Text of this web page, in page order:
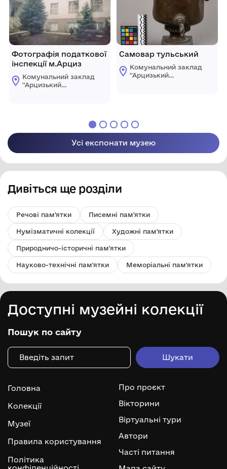
Фотографія податкової
інспекції м.Арциз
Комунальний заклад
''Арцизький
Самовар тульський
Комунальний заклад
''Арцизький
Усі експонати музею
Дивіться ще розділи
Речові пам'ятки Писемні пам'ятки
Нумізматичні колекції Художні пам'ятки
Природничо-історичні пам'ятки
Науково-технічні пам'ятки Меморіальні пам'ятки
Доступні музейні колекції
Пошук по сайту
Головна
Колекції
Музеї
Правила користування
Політика
Про проєкт
Вікторини
Віртуальні тури
Автори
Часті питання